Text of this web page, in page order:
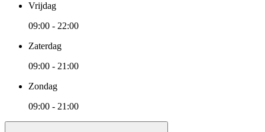
Vrijdag
09:00 - 22:00
Zaterdag
09:00 - 21:00
Zondag
09:00 - 21:00